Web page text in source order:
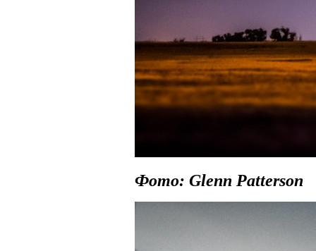
Фото: Glenn Patterson